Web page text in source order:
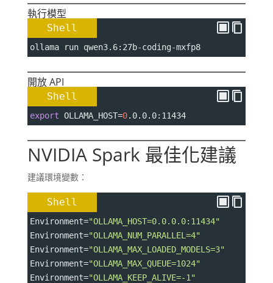
執行模型
Shell
ollama run qwen3.6:27b-coding-mxfp8
開放 API
Shell
export OLLAMA_HOST=0.0.0.0:11434
NVIDIA Spark 最佳化建議
建議環境變數：
Shell
Environment="OLLAMA_HOST=0.0.0.0:11434"
Environment="OLLAMA_NUM_PARALLEL=4"
Environment="OLLAMA_MAX_LOADED_MODELS=3"
Environment="OLLAMA_MAX_QUEUE=1024"
Environment="OLLAMA_KEEP_ALIVE=-1"